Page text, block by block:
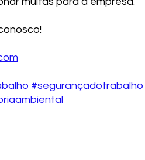
#segurançadotrabalho